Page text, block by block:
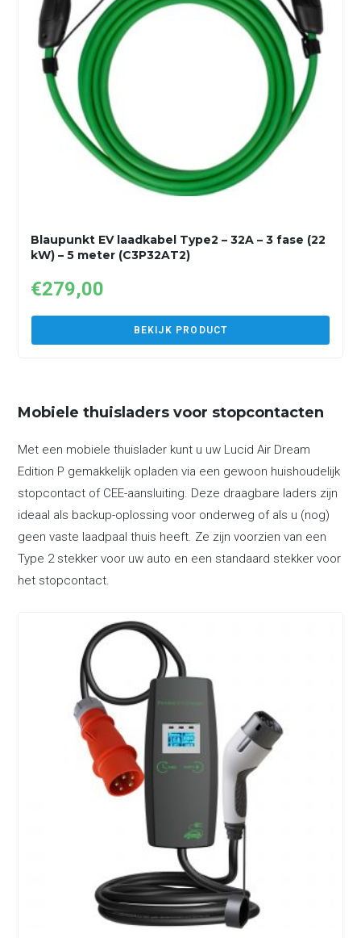
Blaupunkt EV laadkabel Type2 – 32A – 3 fase (22
kW) – 5 meter (C3P32AT2)
€279,00
BEKIJK PRODUCT
Mobiele thuisladers voor stopcontacten
Met een mobiele thuislader kunt u uw Lucid Air Dream
Edition P gemakkelijk opladen via een gewoon huishoudelijk
stopcontact of CEE-aansluiting. Deze draagbare laders zijn
ideaal als backup-oplossing voor onderweg of als u (nog)
geen vaste laadpaal thuis heeft. Ze zijn voorzien van een
Type 2 stekker voor uw auto en een standaard stekker voor
het stopcontact.